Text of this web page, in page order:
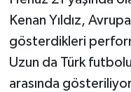
Kenan Yıldız,
gösterdikleri
Uzun da Türk
arasında